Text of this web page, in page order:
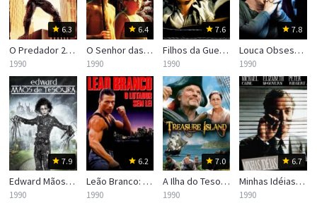
6.3
O Predador 2: A Caçada Continua
1990
6.4
O Senhor das Moscas
1990
7.6
Filhos da Guerra
1990
7.8
Louca Obsessão
1990
7.9
Edward Mãos de Tesoura
1990
6.2
Leão Branco: O Lutador Sem Lei
1990
7.0
A Ilha do Tesouro
1990
6.7
Minhas Idéias Assassinas
1990